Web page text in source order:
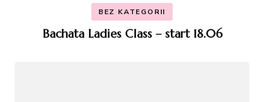
BEZ KATEGORII
Bachata Ladies Class – start 18.06